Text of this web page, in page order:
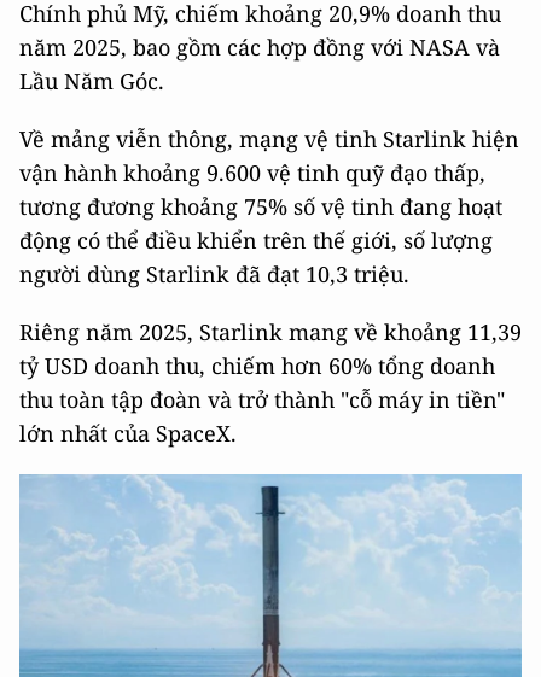
Chính phủ Mỹ, chiếm khoảng 20,9% doanh thu
năm 2025, bao gồm các hợp đồng với NASA và
Lầu Năm Góc.
Về mảng viễn thông, mạng vệ tinh Starlink hiện
vận hành khoảng 9.600 vệ tinh quỹ đạo thấp,
tương đương khoảng 75% số vệ tinh đang hoạt
động có thể điều khiển trên thế giới, số lượng
người dùng Starlink đã đạt 10,3 triệu.
Riêng năm 2025, Starlink mang về khoảng 11,39
tỷ USD doanh thu, chiếm hơn 60% tổng doanh
thu toàn tập đoàn và trở thành "cỗ máy in tiền"
lớn nhất của SpaceX.